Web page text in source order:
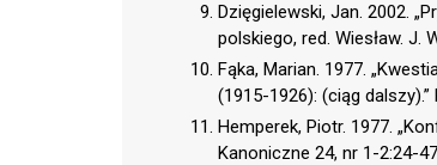
Dzięgielewski, Jan. 2002.
polskiego, red. Wiesław. J.
Fąka, Marian. 1977.
(1915-1926): (ciąg
Hemperek, Piotr. 1977.
Kanoniczne 24, nr 1-2:24-